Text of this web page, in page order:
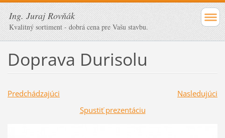
Ing. Juraj Rovňák
Kvalitný sortiment - dobrá cena pre Vašu stavbu.
Doprava Durisolu
Predchádzajúci
Nasledujúci
Spustiť prezentáciu